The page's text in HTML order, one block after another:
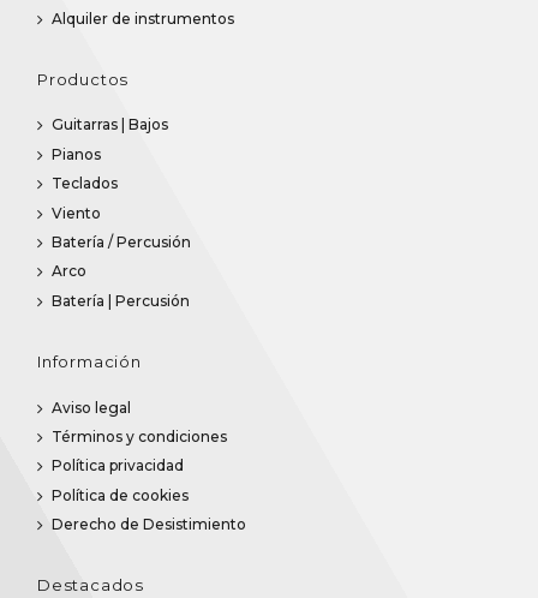
Alquiler de instrumentos
Productos
Guitarras | Bajos
Pianos
Teclados
Viento
Batería / Percusión
Arco
Batería | Percusión
Información
Aviso legal
Términos y condiciones
Política privacidad
Política de cookies
Derecho de Desistimiento
Destacados